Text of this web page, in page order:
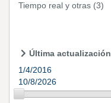
Tiempo real y otras (3)
Última actualización
1/4/2016
10/8/2026